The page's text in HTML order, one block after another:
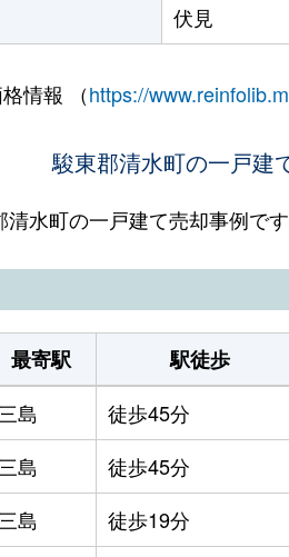
伏見
情報 （https://
駿東郡清水町の一戸建
水町の一戸建て売却事例です
最寄駅 駅徒歩
三島 徒歩45分
三島 徒歩45分
三島 徒歩19分